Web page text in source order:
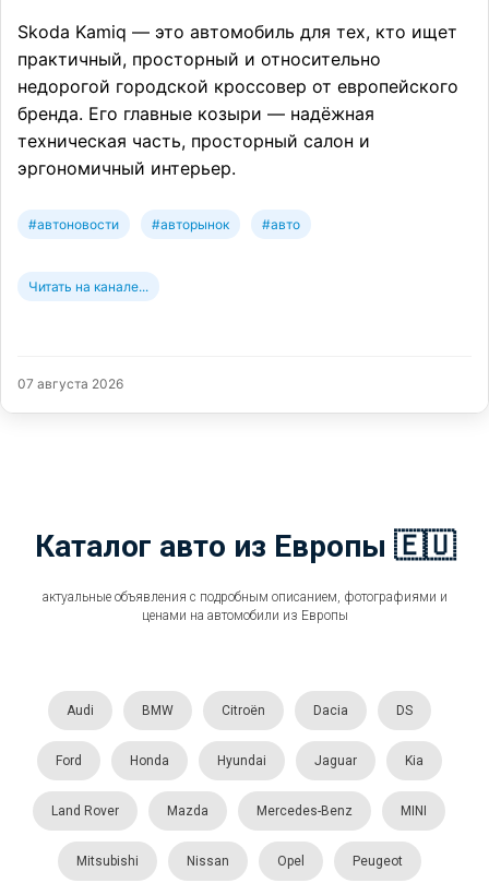
Skoda Kamiq — это автомобиль для тех, кто ищет
практичный, просторный и относительно
недорогой городской кроссовер от европейского
бренда. Его главные козыри — надёжная
техническая часть, просторный салон и
эргономичный интерьер.
#автоновости #авторынок #авто
Читать на канале...
07 августа 2026
Каталог авто из Европы 🇪🇺
актуальные объявления с подробным описанием, фотографиями и
ценами на автомобили из Европы
Audi BMW Citroën Dacia DS
Ford Honda Hyundai Jaguar Kia
Land Rover Mazda Mercedes-Benz MINI
Mitsubishi Nissan Opel Peugeot